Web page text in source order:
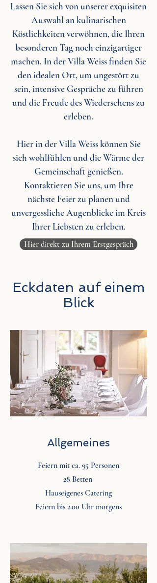
Lassen Sie sich von unserer exquisiten
Auswahl an kulinarischen
Köstlichkeiten verwöhnen, die Ihren
besonderen Tag noch einzigartiger
machen. In der Villa Weiss finden Sie
den idealen Ort, um ungestört zu
sein, intensive Gespräche zu führen
und die Freude des Wiedersehens zu
erleben.
Hier in der Villa Weiss können Sie
sich wohlfühlen und die Wärme der
Gemeinschaft genießen.
Kontaktieren Sie uns, um Ihre
nächste Feier zu planen und
unvergessliche Augenblicke im Kreis
Ihrer Liebsten zu erleben.
Hier direkt zu Ihrem Erstgespräch
Eckdaten auf einem
Blick
Allgemeines
Feiern mit ca. 95 Personen
28 Betten
Hauseigenes Catering
Feiern bis 2.00 Uhr morgens